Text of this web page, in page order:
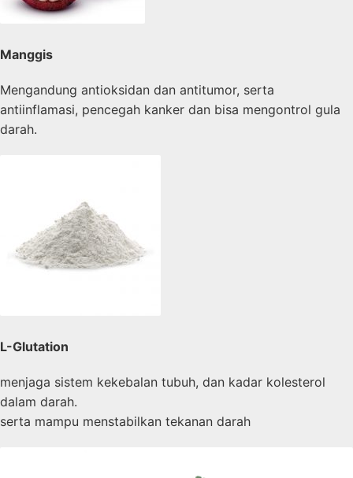
Manggis
Mengandung antioksidan dan antitumor, serta
antiinflamasi, pencegah kanker dan bisa mengontrol gula
darah.
L-Glutation
menjaga sistem kekebalan tubuh, dan kadar kolesterol
dalam darah.
serta mampu menstabilkan tekanan darah